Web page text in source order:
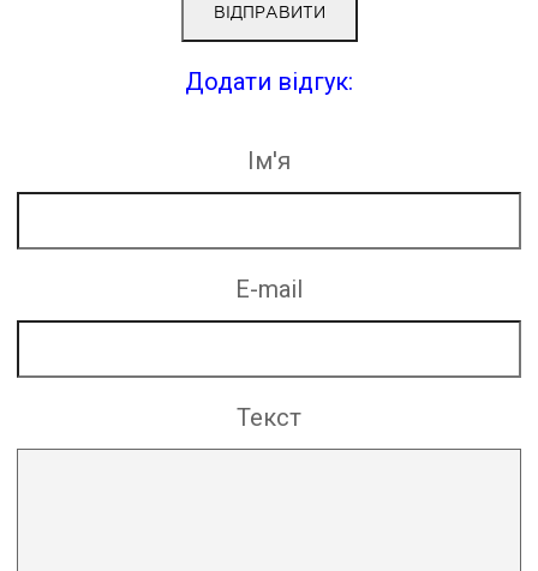
Додати відгук:
Ім'я
E-mail
Текст